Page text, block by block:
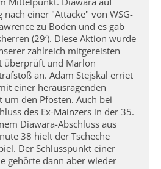
nach einer "Attacke" von WSG-
zu Boden und es gab
(29‘). Diese Aktion wurde
zahlreich mitgereisten
überprüft und Marlon
an. Adam Stejskal erriet
einer herausragenden
um den Pfosten. Auch bei
des Ex-Mainzers in der 35.
Diawara-Abschluss aus
38 hielt der Tscheche
Der Schlusspunkt einer
gehörte dann aber wieder